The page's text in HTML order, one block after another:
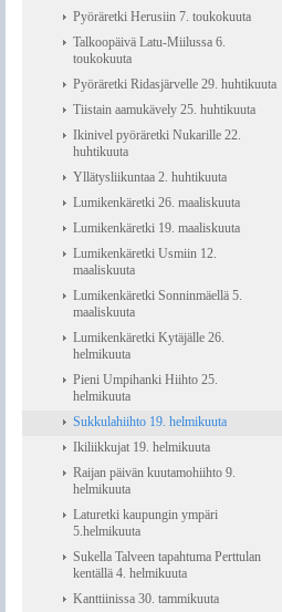
Pyöräretki Herusiin 7. toukokuuta
Talkoopäivä Latu-Miilussa 6.
toukokuuta
Pyöräretki Ridasjärvelle 29. huhtikuuta
Tiistain aamukävely 25. huhtikuuta
Ikinivel pyöräretki Nukarille 22.
huhtikuuta
Yllätysliikuntaa 2. huhtikuuta
Lumikenkäretki 26. maaliskuuta
Lumikenkäretki 19. maaliskuuta
Lumikenkäretki Usmiin 12.
maaliskuuta
Lumikenkäretki Sonninmäellä 5.
maaliskuuta
Lumikenkäretki Kytäjälle 26.
helmikuuta
Pieni Umpihanki Hiihto 25.
helmikuuta
Sukkulahiihto 19. helmikuuta
Ikiliikkujat 19. helmikuuta
Raijan päivän kuutamohiihto 9.
helmikuuta
Laturetki kaupungin ympäri
5.helmikuuta
Sukella Talveen tapahtuma Perttulan
kentällä 4. helmikuuta
Kanttiinissa 30. tammikuuta